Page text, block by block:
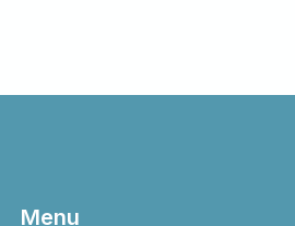
Menu